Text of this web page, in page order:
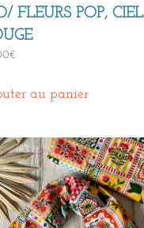
FLEURS POP, CIEL
€
au panier